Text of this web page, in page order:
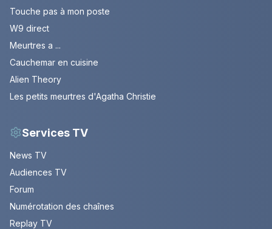
Touche pas à mon poste
W9 direct
Meurtres a ...
Cauchemar en cuisine
Alien Theory
Les petits meurtres d'Agatha Christie
Services TV
News TV
Audiences TV
Forum
Numérotation des chaînes
Replay TV